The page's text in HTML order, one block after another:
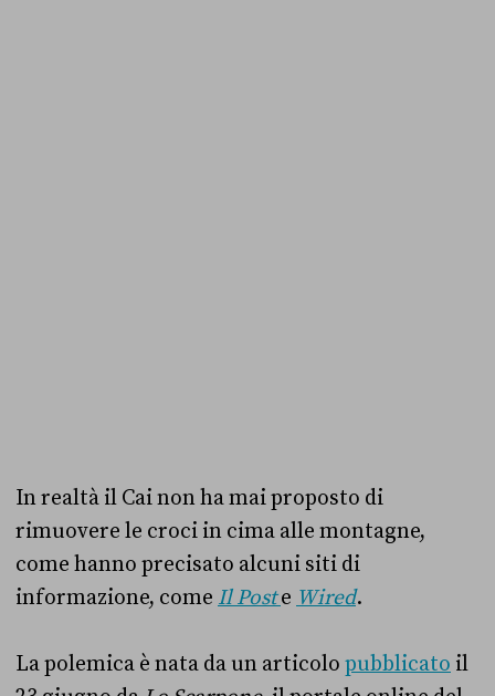
In realtà il Cai non ha mai proposto di
rimuovere le croci in cima alle montagne,
come hanno precisato alcuni siti di
informazione, come Il Poste Wired.
La polemica è nata da un articolo pubblicato il